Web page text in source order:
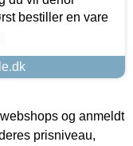
bestiller en vare
og anmeldt
prisniveau,